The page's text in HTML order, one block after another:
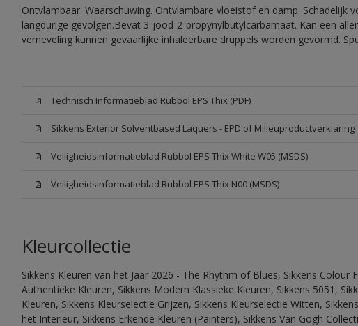
Ontvlambaar. Waarschuwing. Ontvlambare vloeistof en damp. Schadelijk
langdurige gevolgen.Bevat 3-jood-2-propynylbutylcarbamaat. Kan een
verneveling kunnen gevaarlijke inhaleerbare druppels worden gevormd.
Technisch Informatieblad Rubbol EPS Thix (PDF)
Sikkens Exterior Solventbased Laquers - EPD of Milieuproductverklaring
Veiligheidsinformatieblad Rubbol EPS Thix White W05 (MSDS)
Veiligheidsinformatieblad Rubbol EPS Thix N00 (MSDS)
Kleurcollectie
Sikkens Kleuren van het Jaar 2026 - The Rhythm of Blues, Sikkens Colour
Authentieke Kleuren, Sikkens Modern Klassieke Kleuren, Sikkens 5051,
Kleuren, Sikkens Kleurselectie Grijzen, Sikkens Kleurselectie Witten,
het Interieur, Sikkens Erkende Kleuren (Painters), Sikkens Van Gogh